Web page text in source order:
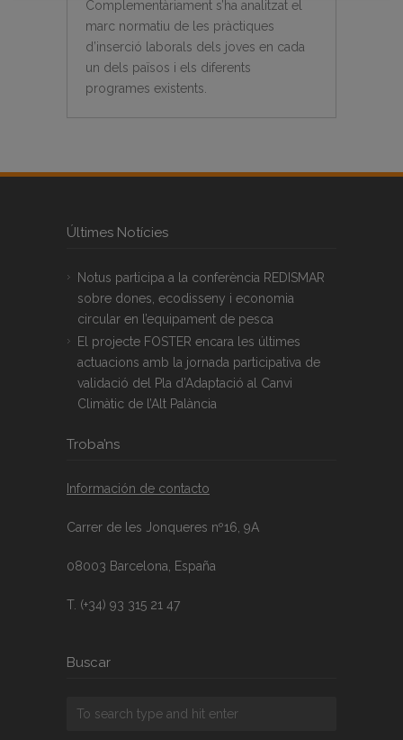
Complementàriament s’ha analitzat el
marc normatiu de les pràctiques
d’inserció laborals dels joves en cada
un dels països i els diferents
programes existents.
Últimes Notícies
Notus participa a la conferència REDISMAR
sobre dones, ecodisseny i economia
circular en l’equipament de pesca
El projecte FOSTER encara les últimes
actuacions amb la jornada participativa de
validació del Pla d’Adaptació al Canvi
Climàtic de l’Alt Palància
Troba’ns
Información de contacto
Carrer de les Jonqueres nº16, 9A
08003 Barcelona, España
T. (+34) 93 315 21 47
Buscar